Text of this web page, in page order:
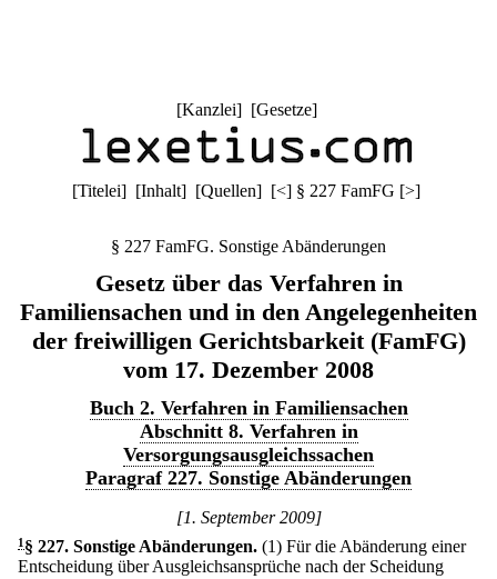
[Kanzlei] [Gesetze]
[Titelei] [Inhalt] [Quellen] [<] § 227 FamFG [>]
§ 227 FamFG. Sonstige Abänderungen
Gesetz über das Verfahren in
Familiensachen und in den Angelegenheiten
der freiwilligen Gerichtsbarkeit (FamFG)
vom 17. Dezember 2008
Buch 2. Verfahren in Familiensachen
Abschnitt 8. Verfahren in
Versorgungsausgleichssachen
Paragraf 227. Sonstige Abänderungen
[1. September 2009]
1 § 227. Sonstige Abänderungen. (1) Für die Abänderung einer
Entscheidung über Ausgleichsansprüche nach der Scheidung